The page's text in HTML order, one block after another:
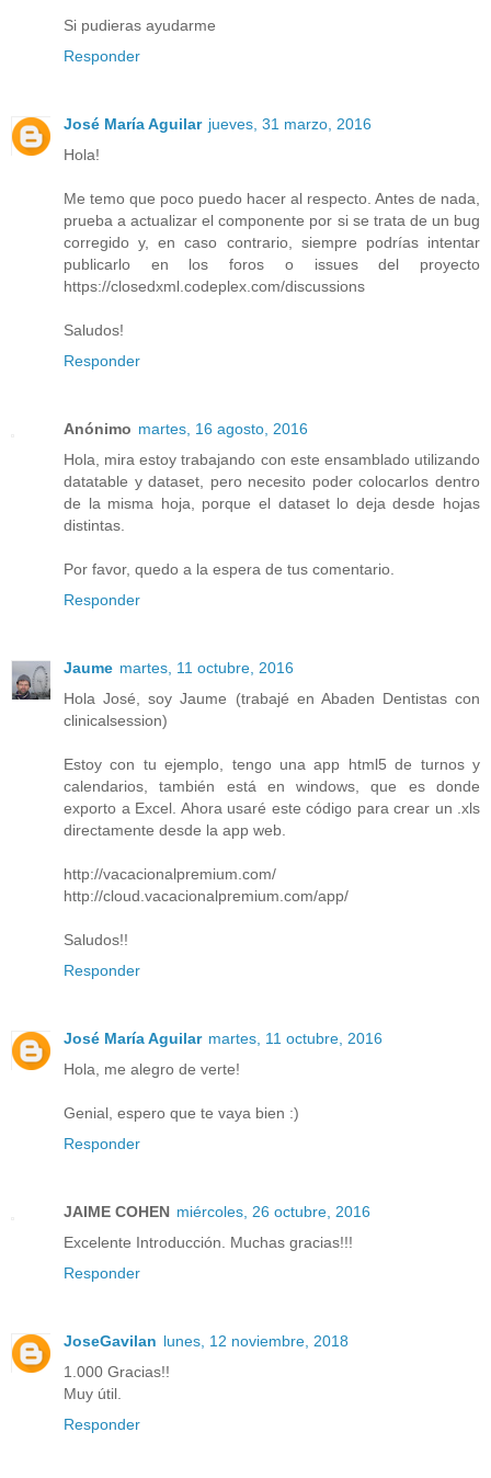
Si pudieras ayudarme
Responder
José María Aguilar jueves, 31 marzo, 2016
Hola!
Me temo que poco puedo hacer al respecto. Antes de nada,
prueba a actualizar el componente por si se trata de un bug
corregido y, en caso contrario, siempre podrías intentar
publicarlo en los foros o issues del proyecto
https://closedxml.codeplex.com/discussions
Saludos!
Responder
Anónimo martes, 16 agosto, 2016
Hola, mira estoy trabajando con este ensamblado utilizando
datatable y dataset, pero necesito poder colocarlos dentro
de la misma hoja, porque el dataset lo deja desde hojas
distintas.
Por favor, quedo a la espera de tus comentario.
Responder
Jaume martes, 11 octubre, 2016
Hola José, soy Jaume (trabajé en Abaden Dentistas con
clinicalsession)
Estoy con tu ejemplo, tengo una app html5 de turnos y
calendarios, también está en windows, que es donde
exporto a Excel. Ahora usaré este código para crear un .xls
directamente desde la app web.
http://vacacionalpremium.com/
http://cloud.vacacionalpremium.com/app/
Saludos!!
Responder
José María Aguilar martes, 11 octubre, 2016
Hola, me alegro de verte!
Genial, espero que te vaya bien :)
Responder
JAIME COHEN miércoles, 26 octubre, 2016
Excelente Introducción. Muchas gracias!!!
Responder
JoseGavilan lunes, 12 noviembre, 2018
1.000 Gracias!!
Muy útil.
Responder